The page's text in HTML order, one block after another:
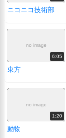
ニコニコ技術部
no image
6:05
東方
no image
1:20
動物